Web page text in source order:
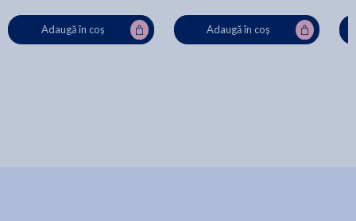
Adaugă în coș Adaugă în coș